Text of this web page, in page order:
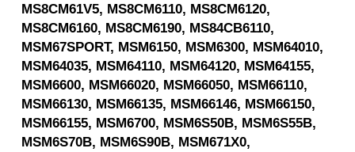
MS8CM61V5, MS8CM6110, MS8CM6120,
MS8CM6160, MS8CM6190, MS84CB6110,
MSM67SPORT, MSM6150, MSM6300, MSM64010,
MSM64035, MSM64110, MSM64120, MSM64155,
MSM6600, MSM66020, MSM66050, MSM66110,
MSM66130, MSM66135, MSM66146, MSM66150,
MSM66155, MSM6700, MSM6S50B, MSM6S55B,
MSM6S70B, MSM6S90B, MSM671X0,